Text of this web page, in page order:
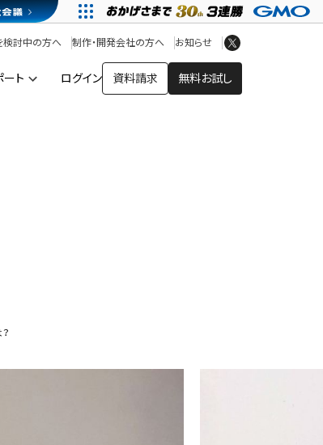
ート ログイン 資料請求 無料お試し
検討中の方へ 制作・開発会社の方へ お知らせ
ヘルプセンター